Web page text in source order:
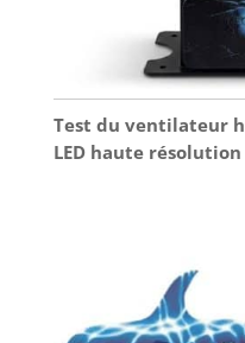
Test du ventilateur
LED haute résolution